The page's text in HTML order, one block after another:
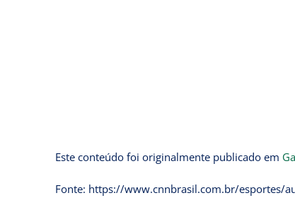
Este conteúdo foi originalmente publicado em
Fonte: https://www.cnnbrasil.com.br/esportes/